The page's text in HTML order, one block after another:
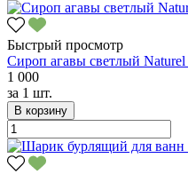
Быстрый просмотр
Сироп агавы светлый
1 000
за 1 шт.
В корзину